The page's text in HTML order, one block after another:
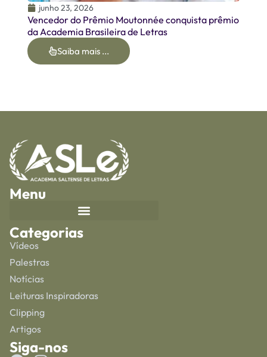
junho 23, 2026
Vencedor do Prêmio Moutonnée conquista prêmio
da Academia Brasileira de Letras
Saiba mais ...
Menu
Categorias
Vídeos
Palestras
Notícias
Leituras Inspiradoras
Clipping
Artigos
Siga-nos